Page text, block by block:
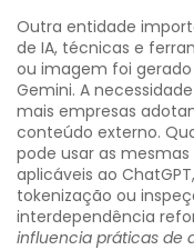
Outra entidade
de IA, técnicas e
ou imagem foi
Gemini. A
mais empresas
conteúdo externo.
pode usar as
aplicáveis ao
tokenização ou
interdependência
influencia práticas de